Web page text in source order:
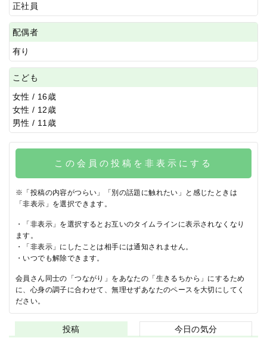
正社員
配偶者
有り
こども
女性 / 16歳
女性 / 12歳
男性 / 11歳
この会員の投稿を非表示にする
※「投稿の内容がつらい」「別の話題に触れたい」と感じたときは
「非表示」を選択できます。
・「非表示」を選択するとお互いのタイムラインに表示されなくなり
ます。
・「非表示」にしたことは相手には通知されません。
・いつでも解除できます。
会員さん同士の「つながり」をあなたの「生きるちから」にするため
に、心身の調子に合わせて、無理せずあなたのペースを大切にしてく
ださい。
投稿 今日の気分